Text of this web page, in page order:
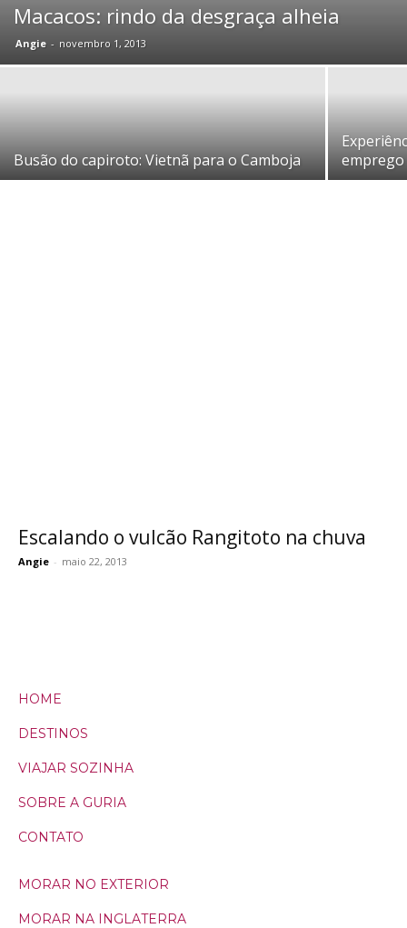
Macacos: rindo da desgraça alheia
Angie - novembro 1, 2013
Busão do capiroto: Vietnã para o Camboja
Escalando o vulcão Rangitoto na chuva
Angie - maio 22, 2013
HOME
DESTINOS
VIAJAR SOZINHA
SOBRE A GURIA
CONTATO
MORAR NO EXTERIOR
MORAR NA INGLATERRA